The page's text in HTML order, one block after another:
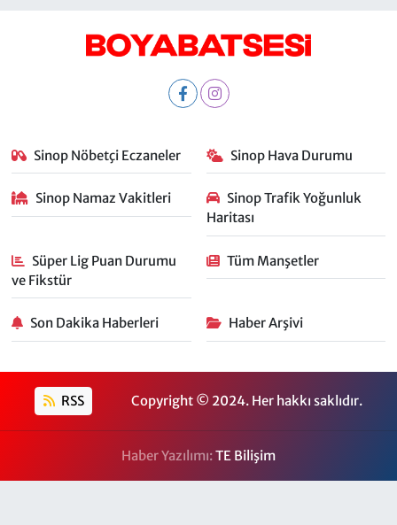
Sinop Nöbetçi Eczaneler Sinop Hava Durumu
Sinop Namaz Vakitleri
Sinop Trafik Yoğunluk
Haritası
Süper Lig Puan Durumu
ve Fikstür
Tüm Manşetler
Son Dakika Haberleri Haber Arşivi
RSS Copyright © 2024. Her hakkı saklıdır.
Haber Yazılımı:TE Bilişim